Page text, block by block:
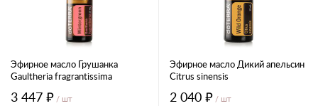
Эфирное масло Грушанка
Gaultheria fragrantissima
3 447 ₽ / шт
Эфирное масло Дикий апельсин
Citrus sinensis
2 040 ₽ / шт